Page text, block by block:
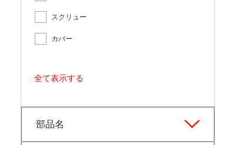
スクリュー
カバー
全て表示する
部品名